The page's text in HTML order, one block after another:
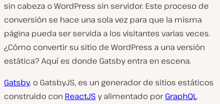
sin cabeza o WordPress sin servidor. Este proceso de
conversión se hace una sola vez para que la misma
página pueda ser servida a los visitantes varias veces.
¿Cómo convertir su sitio de WordPress a una versión
estática? Aquí es donde Gatsby entra en escena.
Gatsby, o GatsbyJS, es un generador de sitios estáticos
construido con ReactJS y alimentado porGraphQL.